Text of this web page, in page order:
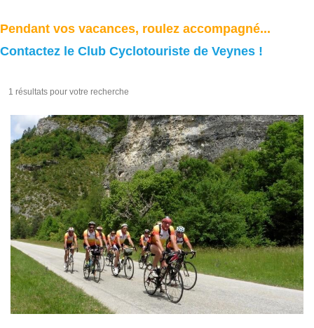
Pendant vos vacances, roulez accompagné...
Contactez le Club Cyclotouriste de Veynes !
1 résultats pour votre recherche